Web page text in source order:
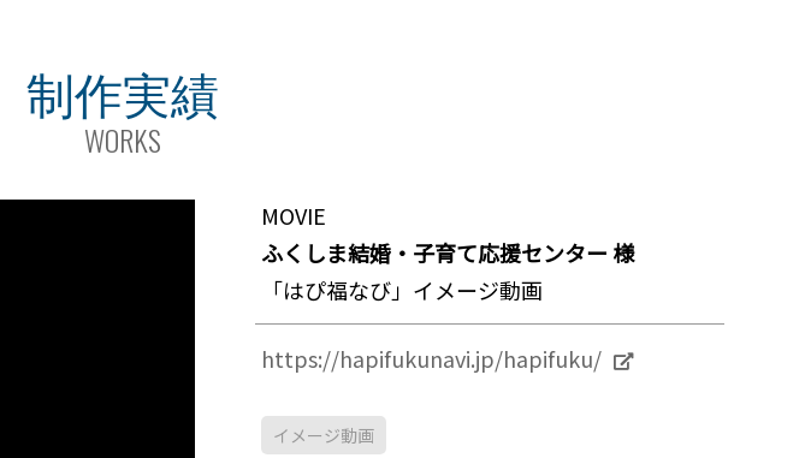
制作実績
WORKS
MOVIE
ふくしま結婚・子育て応援センター 様
「はぴ福なび」イメージ動画
https://hapifukunavi.jp/hapifuku/
イメージ動画